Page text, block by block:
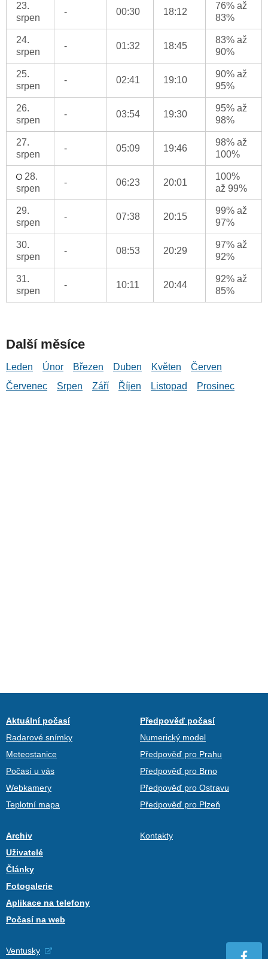
23.
srpen
- 00:30 18:12
76% až
83%
24.
srpen
- 01:32 18:45
83% až
90%
25.
srpen
- 02:41 19:10
90% až
95%
26.
srpen
- 03:54 19:30
95% až
98%
27.
srpen
- 05:09 19:46
98% až
100%
28.
srpen
- 06:23 20:01
100%
až 99%
29.
srpen
- 07:38 20:15
99% až
97%
30.
srpen
- 08:53 20:29
97% až
92%
31.
srpen
- 10:11 20:44
92% až
85%
Další měsíce
Leden Únor Březen Duben Květen
Červen
Červenec
Srpen Září Říjen Listopad Prosinec
Aktuální počasí
Radarové snímky
Meteostanice
Počasí u vás
Webkamery
Teplotní mapa
Předpověď počasí
Numerický model
Předpověď pro Prahu
Předpověď pro Brno
Předpověď pro Ostravu
Předpověď pro Plzeň
Archiv
Uživatelé
Články
Fotogalerie
Aplikace na telefony
Počasí na web
Kontakty
Ventusky